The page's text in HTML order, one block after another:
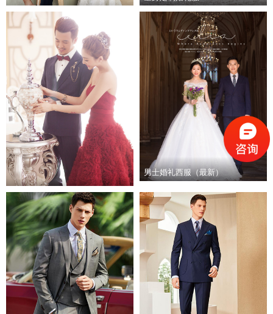
高端量身定制新郎服
男士婚礼西服量身定制
男士婚礼西服（最新）